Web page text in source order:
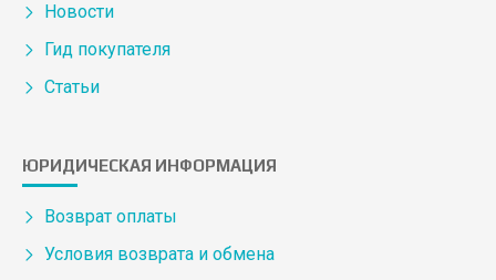
Новости
Гид покупателя
Статьи
ЮРИДИЧЕСКАЯ ИНФОРМАЦИЯ
Возврат оплаты
Условия возврата и обмена